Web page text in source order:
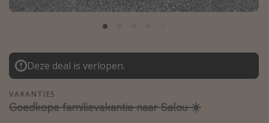
Thailand
Malta
Madeira
Egypte
Bali
Deze deal is verlopen.
VAKANTIES
Goedkope familievakantie naar Salou ☀️